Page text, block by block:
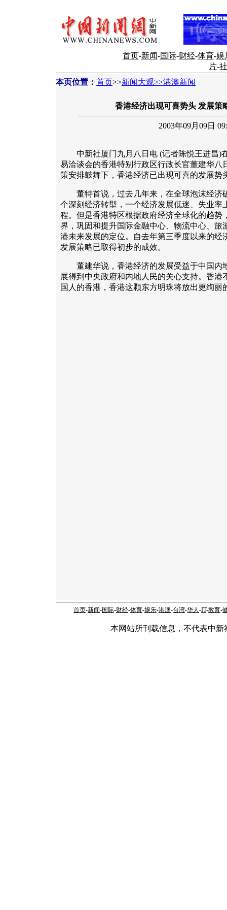
首页-新闻-国际-财经-体育-娱
片-
本页位置： 首页>>新闻大观>>港澳新闻
香港经济出现可喜势头 发展策
2003年09月09日
中新社厦门九月八日电 (记者陈悦王进昌)
易洽谈会的香港特别行政区行政长官董建华八
策安排鼓舞下，香港经济已出现可喜的发展势
董特首说，过去几年来，在全球泡沫经济
个深刻经济转型，一个经济发展低迷、失业率
程。但是香港特区根据政府经济全球化的趋势
界，巩固和提升国际金融中心、物流中心、旅
港未来发展的定位。自去年第三季度以来的经
发展策略已取得初步的成效。
董建华说，香港经济的发展受益于中国内
展得到中央政府和内地人民的关心支持。香港
国人的香港，香港这颗东方明珠将放出更绚丽
首页-新闻-国际-财经-体育-娱乐-港澳-台湾-华人-IT-教育-
本网站所刊载信息，不代表中